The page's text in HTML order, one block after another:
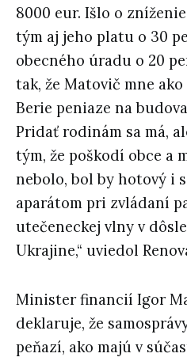
8000 eur. Išlo o
tým aj jeho platu o 30
obecného úradu o 20
tak, že Matovič mne
Berie peniaze na
Pridať rodinám sa má,
tým, že poškodí obce a
nebolo, bol by hotový i
aparátom pri zvládaní
utečeneckej vlny v
Ukrajine,“ uviedol
Minister financií Igor
deklaruje, že
peňazí, ako majú v